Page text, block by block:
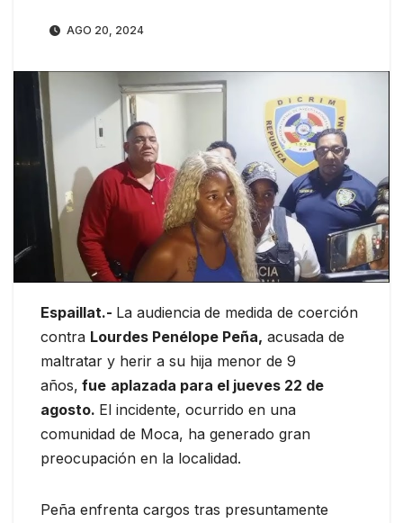
AGO 20, 2024
Espaillat.- La audiencia de medida de coerción
contra Lourdes Penélope Peña, acusada de
maltratar y herir a su hija menor de 9
años, fue aplazada para el jueves 22 de
agosto. El incidente, ocurrido en una
comunidad de Moca, ha generado gran
preocupación en la localidad.
Peña enfrenta cargos tras presuntamente